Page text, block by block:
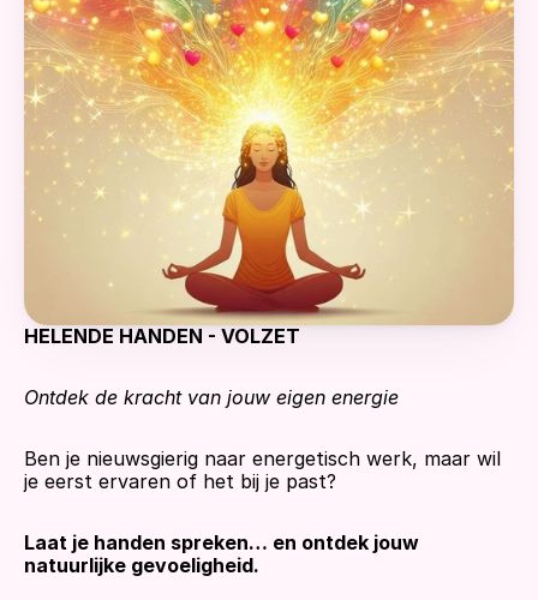
HELENDE HANDEN - VOLZET
Ontdek de kracht van jouw eigen energie
Ben je nieuwsgierig naar energetisch werk, maar wil
je eerst ervaren of het bij je past?
Laat je handen spreken… en ontdek jouw
natuurlijke gevoeligheid.